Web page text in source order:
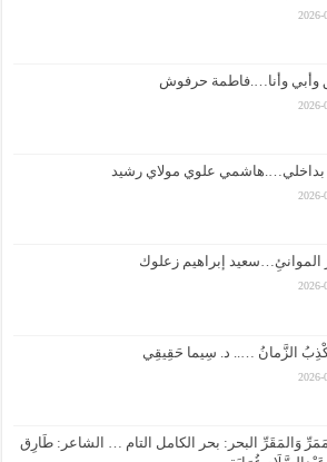
2026-
وأنا….فاطمة حرفوش
2026-
علوي مولاي رشيد
2026-
الموانئِ…سعيد إبراهيم زعلوك
2026-
الزَّمانُ ….. د. سِيما حَقِيقِي
2026-
وَالمَقَرِّ البحر: بحر الكامل التام … الشاعر: طَارِق